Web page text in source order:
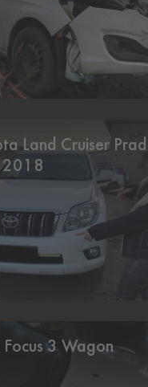
Land Cruiser
2018
Focus 3 Wagon